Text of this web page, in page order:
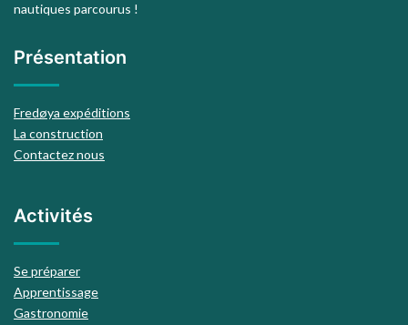
nautiques parcourus !
Présentation
Fredøya expéditions
La construction
Contactez nous
Activités
Se préparer
Apprentissage
Gastronomie